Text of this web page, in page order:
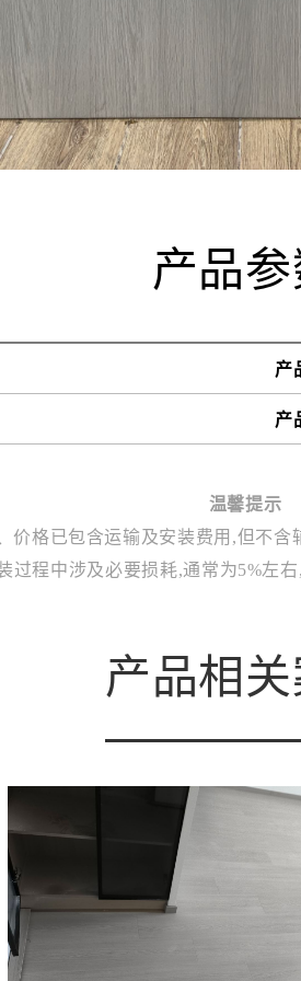
产品
产
产
温馨提示
价格已包含运输及安装费用,但不含
过程中涉及必要损耗,通常为5%左
产品相